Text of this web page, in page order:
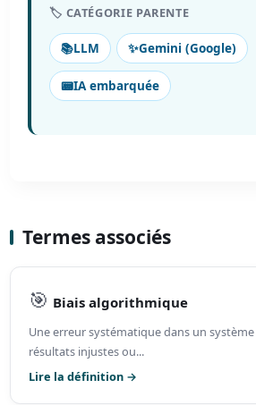
🏷️ CATÉGORIE PARENTE
📚LLM ✨Gemini (Google)
📟IA embarquée
Termes associés
🎯 Biais algorithmique
Une erreur systématique dans un
résultats injustes ou...
Lire la définition →